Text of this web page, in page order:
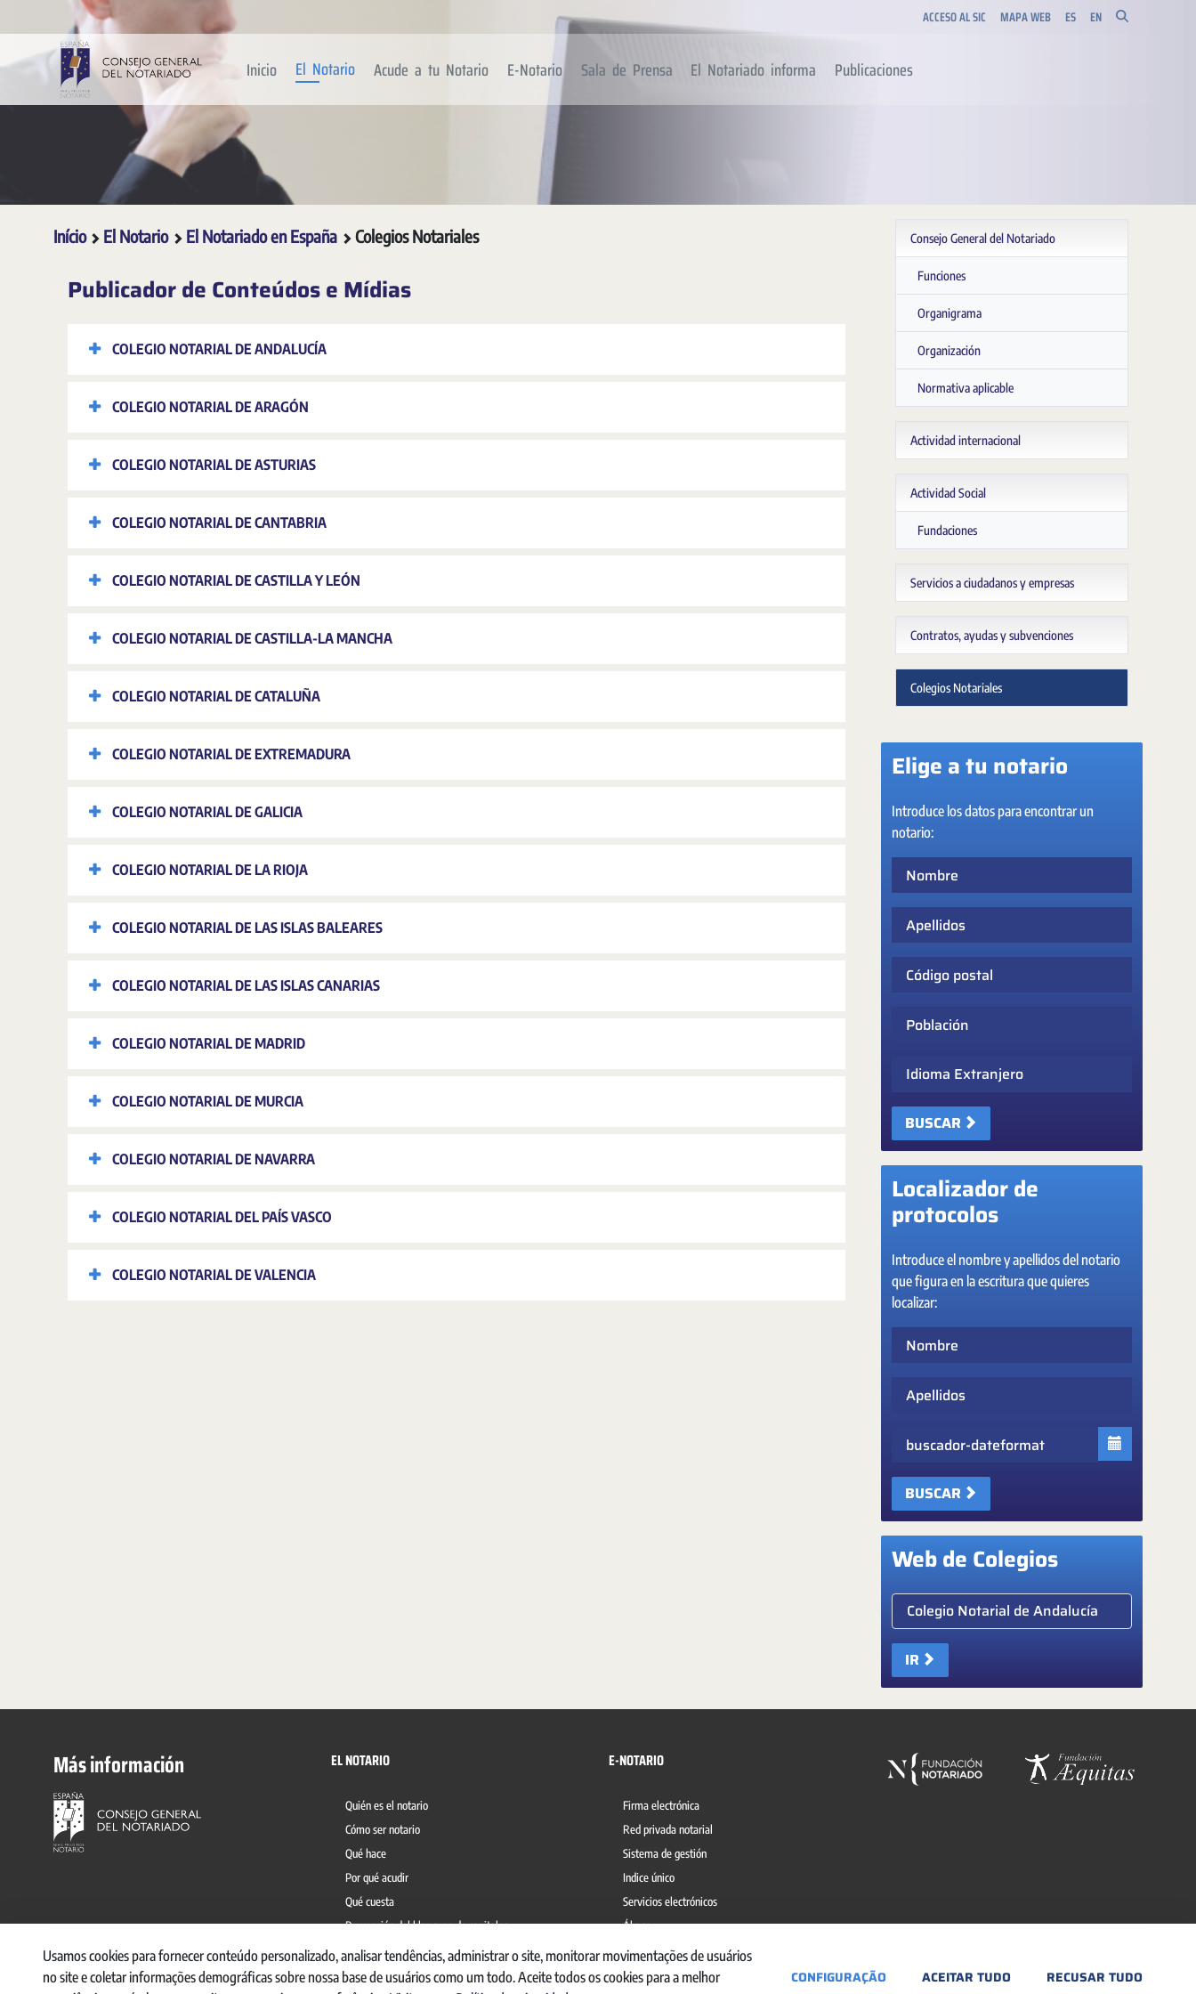
Pular para o Conteúdo principal ACCESO AL SIC MAPA WEB ES EN
Inicio El Notario Acude a tu Notario E-Notario Sala de Prensa El Notariado informa Publicaciones
Início El Notario El Notariado en España Colegios Notariales
Publicador de Conteúdos e Mídias
COLEGIO NOTARIAL DE ANDALUCÍA
COLEGIO NOTARIAL DE ARAGÓN
COLEGIO NOTARIAL DE ASTURIAS
COLEGIO NOTARIAL DE CANTABRIA
COLEGIO NOTARIAL DE CASTILLA Y LEÓN
COLEGIO NOTARIAL DE CASTILLA-LA MANCHA
COLEGIO NOTARIAL DE CATALUÑA
COLEGIO NOTARIAL DE EXTREMADURA
COLEGIO NOTARIAL DE GALICIA
COLEGIO NOTARIAL DE LA RIOJA
COLEGIO NOTARIAL DE LAS ISLAS BALEARES
COLEGIO NOTARIAL DE LAS ISLAS CANARIAS
COLEGIO NOTARIAL DE MADRID
COLEGIO NOTARIAL DE MURCIA
COLEGIO NOTARIAL DE NAVARRA
COLEGIO NOTARIAL DEL PAÍS VASCO
COLEGIO NOTARIAL DE VALENCIA
Consejo General del Notariado
Funciones
Organigrama
Organización
Normativa aplicable
Actividad internacional
Actividad Social
Fundaciones
Servicios a ciudadanos y empresas
Contratos, ayudas y subvenciones
Colegios Notariales
Elige a tu notario
Introduce los datos para encontrar un
notario:
Idioma Extranjero
BUSCAR
Localizador de
protocolos
Introduce el nombre y apellidos del notario
que figura en la escritura que quieres
localizar:
BUSCAR
Web de Colegios
Elige colegio notarial
IR
Más información EL NOTARIO
Quién es el notario
Cómo ser notario
Qué hace
Por qué acudir
Qué cuesta
Prevención del blanqueo de capitales
E-NOTARIO
Firma electrónica
Red privada notarial
Sistema de gestión
Indice único
Servicios electrónicos
Ábaco
Usamos cookies para fornecer conteúdo personalizado, analisar tendências, administrar o site, monitorar movimentações de usuários
no site e coletar informações demográficas sobre nossa base de usuários como um todo. Aceite todos os cookies para a melhor
CONFIGURAÇÃO ACEITAR TUDO RECUSAR TUDO